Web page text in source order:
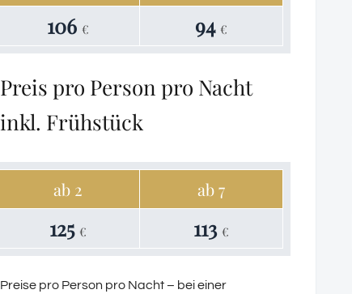
106 € 94 €
Preis pro Person pro Nacht
inkl. Frühstück
ab 2
125 €
ab 7
113 €
Preise pro Person pro Nacht – bei einer